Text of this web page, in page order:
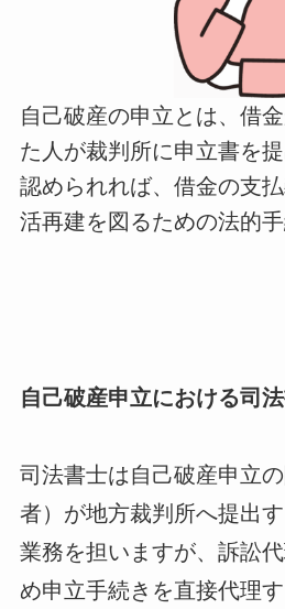
自己破産の申立とは、借
た人が裁判所に申立書を
認められれば、借金の支
活再建を図るための法的手
自己破産申立における司
司法書士は自己破産申立
者）が地方裁判所へ提出
業務を担いますが、訴訟
め申立手続きを直接代理